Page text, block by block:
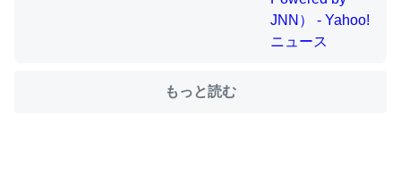
─たまにLINEするくらいだった遠方の父67歳と僕。ITツール導入で
もっと読む